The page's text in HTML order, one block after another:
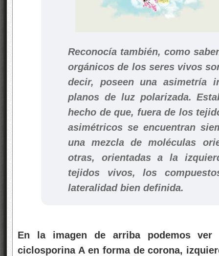
Reconocía también, como
orgánicos de los seres vivos
decir, poseen una asimetría
planos de luz polarizada.
hecho de que, fuera de los
asimétricos se encuentran
una mezcla de moléculas
otras, orientadas a la
tejidos vivos, los
lateralidad bien definida.
En la imagen de arriba podemos
ciclosporina A en forma de corona,